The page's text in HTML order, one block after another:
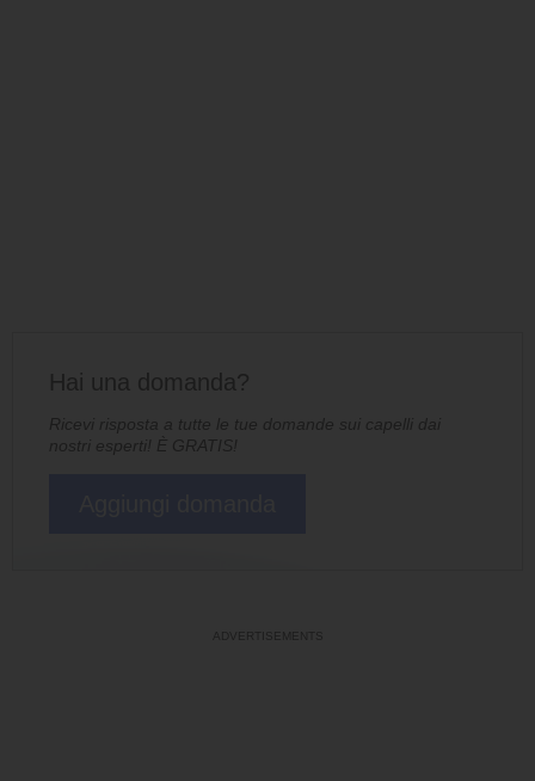
Hai una domanda?
Ricevi risposta a tutte le tue domande sui capelli dai
nostri esperti! È GRATIS!